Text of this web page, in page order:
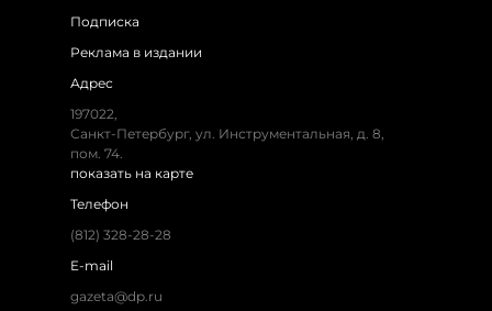
Подписка
Реклама в издании
Адрес
197022,
Санкт-Петербург, ул. Инструментальная, д. 8,
пом. 74.
показать на карте
Телефон
(812) 328-28-28
E-mail
gazeta@dp.ru